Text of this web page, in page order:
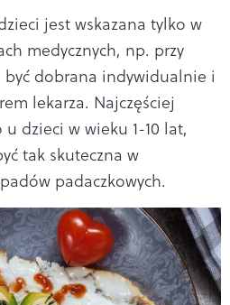
jest wskazana tylko w
medycznych, np. przy
dobrana indywidualnie i
lekarza. Najczęściej
dzieci w wieku 1-10 lat,
tak skuteczna w
padaczkowych.